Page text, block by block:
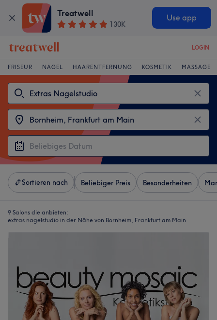
Treatwell
130K
Use app
LOGIN
FRISEUR NÄGEL HAARENTFERNUNG KOSMETIK MASSAGE
Sortieren nach Beliebiger Preis Besonderheiten
9 Salons die anbieten:
extras nagelstudio in der Nähe von Bornheim, Frankfurt am Main